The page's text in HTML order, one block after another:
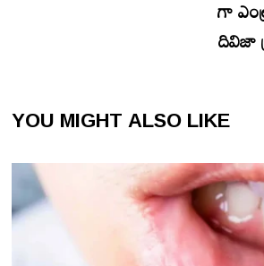
గా
దివిజా
YOU MIGHT ALSO LIKE